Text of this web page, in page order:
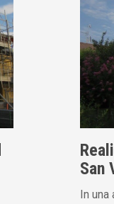
San
In